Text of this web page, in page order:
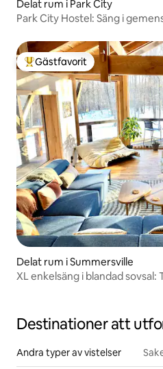
Delat rum i Park City
Park City Hostel: Säng i
Populär gästfavorit
Gästfavorit
Delat rum i Summersville
XL enkelsäng i blandad sovsal:
Destinationer att
Andra typer av vistelser